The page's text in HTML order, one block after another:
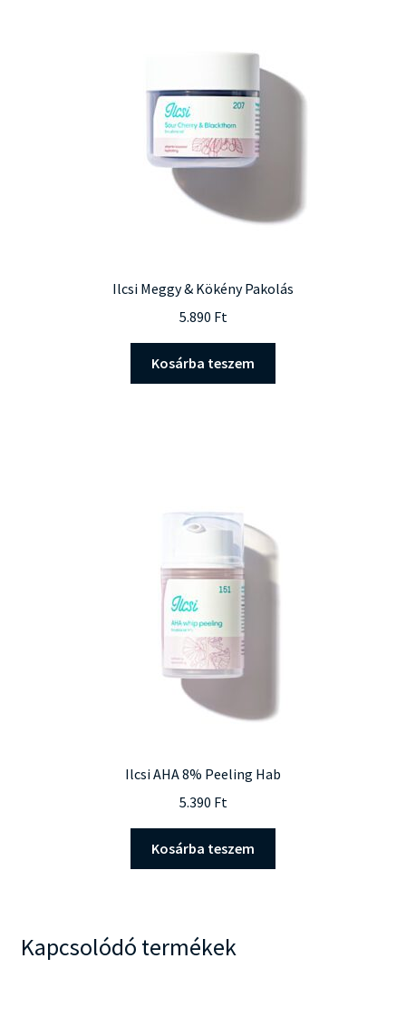
Ilcsi Meggy & Kökény Pakolás
5.890 Ft
Kosárba teszem
Ilcsi AHA 8% Peeling Hab
5.390 Ft
Kosárba teszem
Kapcsolódó termékek